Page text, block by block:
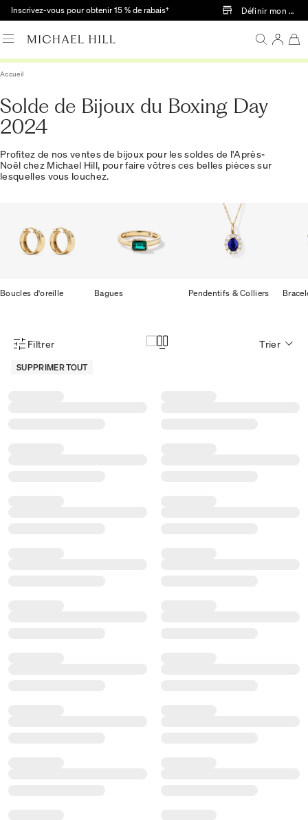
Passer au contenu principal
Inscrivez-vous pour obtenir 15 % de rabais† Définir mon
Accueil
Solde de Bijoux du Boxing Day
2024
Profitez de nos ventes de bijoux pour les soldes de l'Après-
Noël chez Michael Hill, pour faire vôtres ces belles pièces sur
lesquelles vous louchez.
Boucles d'oreille Bagues Pendentifs & Colliers
Menu des filtres d'articles
Filtrer
SUPPRIMER TOUT
Trier